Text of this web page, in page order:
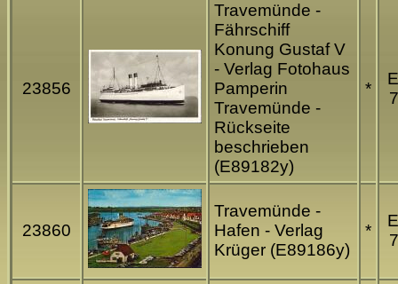
23856
Travemünde -
Fährschiff
Konung Gustaf V
- Verlag Fotohaus
Pamperin
Travemünde -
Rückseite
beschrieben
(E89182y)
*
23860
Travemünde -
Hafen - Verlag
Krüger (E89186y)
*